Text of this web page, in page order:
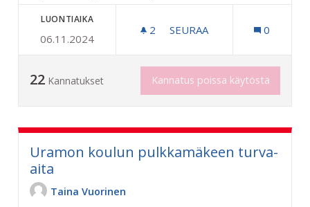
LUONTIAIKA
06.11.2024
2 2 SEURAAJAA
SEURAA 0
22 Kannatukset Kannatus poissa käytöstä
Uramon koulun pulkkamäkeen turva-
aita
Taina Vuorinen